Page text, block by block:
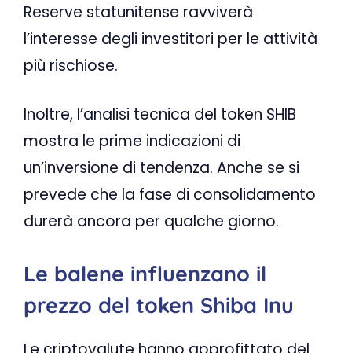
Reserve statunitense ravviverà
l’interesse degli investitori per le attività
più rischiose.
Inoltre, l’analisi tecnica del token SHIB
mostra le prime indicazioni di
un’inversione di tendenza. Anche se si
prevede che la fase di consolidamento
durerà ancora per qualche giorno.
Le balene influenzano il
prezzo del token Shiba Inu